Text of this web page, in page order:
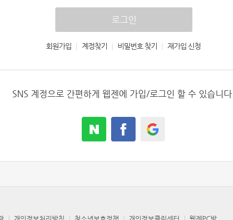
로그인
회원가입 | 계정찾기 | 비밀번호 찾기 | 재가입 신청
SNS 계정으로 간편하게 웹젠에 가입/로그인 할 수 있습니